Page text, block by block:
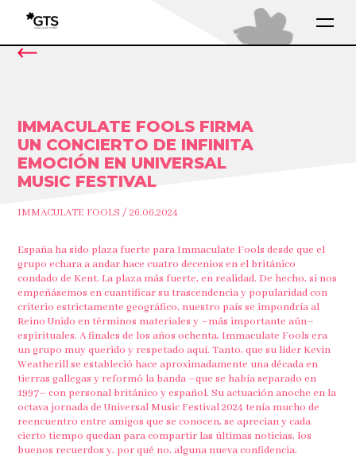
IMMACULATE FOOLS FIRMA
UN CONCIERTO DE INFINITA
EMOCIÓN EN UNIVERSAL
MUSIC FESTIVAL
IMMACULATE FOOLS / 26.06.2024
España ha sido plaza fuerte para Immaculate Fools desde que el
grupo echara a andar hace cuatro decenios en el británico
condado de Kent. La plaza más fuerte, en realidad. De hecho, si nos
empeñásemos en cuantificar su trascendencia y popularidad con
criterio estrictamente geográfico, nuestro país se impondría al
Reino Unido en términos materiales y –más importante aún–
espirituales. A finales de los años ochenta, Immaculate Fools era
un grupo muy querido y respetado aquí. Tanto, que su líder Kevin
Weatherill se estableció hace aproximadamente una década en
tierras gallegas y reformó la banda –que se había separado en
1997– con personal británico y español. Su actuación anoche en la
octava jornada de Universal Music Festival 2024 tenía mucho de
reencuentro entre amigos que se conocen, se aprecian y cada
cierto tiempo quedan para compartir las últimas noticias, los
buenos recuerdos y, por qué no, alguna nueva confidencia.